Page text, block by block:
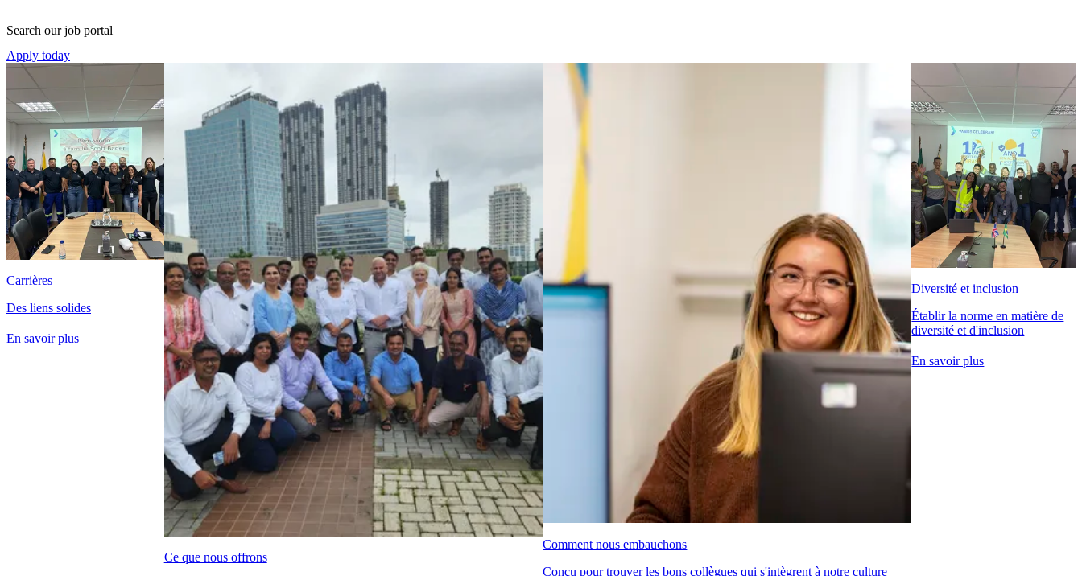
Search our job portal
Apply today
Carrières
Des liens solides
En savoir plus
Ce que nous offrons
Comment nous embauchons
Conçu pour trouver les bons collègues qui s'intègrent à notre culture
Diversité et inclusion
Établir la norme en matière de
diversité et d'inclusion
En savoir plus